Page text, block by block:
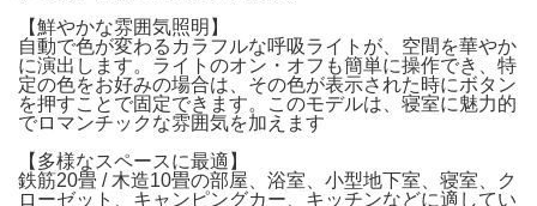
【鮮やかな雰囲気照明】
自動で色が変わるカラフルな呼吸ライトが、空間を華やか
に演出します。ライトのオン・オフも簡単に操作でき、特
定の色をお好みの場合は、その色が表示された時にボタン
を押すことで固定できます。このモデルは、寝室に魅力的
でロマンチックな雰囲気を加えます
【多様なスペースに最適】
鉄筋20畳 / 木造10畳の部屋、浴室、小型地下室、寝室、ク
ローゼット、キャンピングカー、キッチンなどに適してい